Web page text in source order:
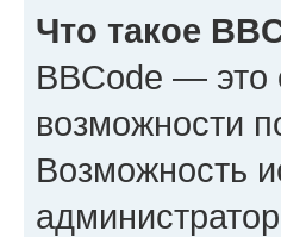
Что такое
BBCode — это
возможности
Возможность